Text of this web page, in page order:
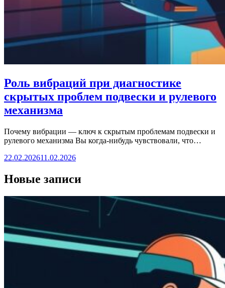
Роль вибраций при диагностике
скрытых проблем подвески и рулевого
механизма
Почему вибрации — ключ к скрытым проблемам подвески и
рулевого механизма Вы когда-нибудь чувствовали, что…
22.02.202611.02.2026
Новые записи